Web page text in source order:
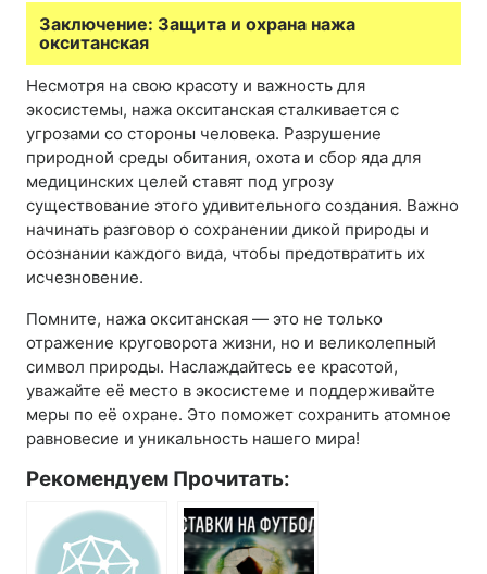
Заключение: Защита и охрана нажа
окситанская
Несмотря на свою красоту и важность для
экосистемы, нажа окситанская сталкивается с
угрозами со стороны человека. Разрушение
природной среды обитания, охота и сбор яда для
медицинских целей ставят под угрозу
существование этого удивительного создания. Важно
начинать разговор о сохранении дикой природы и
осознании каждого вида, чтобы предотвратить их
исчезновение.
Помните, нажа окситанская — это не только
отражение круговорота жизни, но и великолепный
символ природы. Наслаждайтесь ее красотой,
уважайте её место в экосистеме и поддерживайте
меры по её охране. Это поможет сохранить атомное
равновесие и уникальность нашего мира!
Рекомендуем Прочитать: